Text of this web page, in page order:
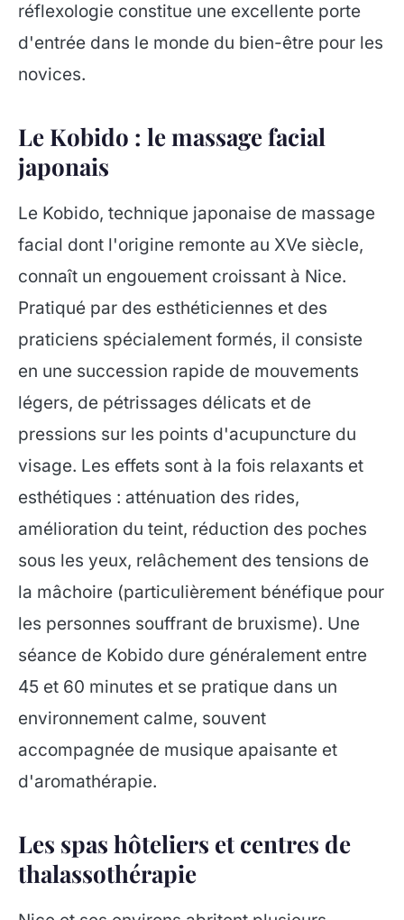
réflexologie constitue une excellente porte
d'entrée dans le monde du bien-être pour les
novices.
Le Kobido : le massage facial
japonais
Le Kobido, technique japonaise de massage
facial dont l'origine remonte au XVe siècle,
connaît un engouement croissant à Nice.
Pratiqué par des esthéticiennes et des
praticiens spécialement formés, il consiste
en une succession rapide de mouvements
légers, de pétrissages délicats et de
pressions sur les points d'acupuncture du
visage. Les effets sont à la fois relaxants et
esthétiques : atténuation des rides,
amélioration du teint, réduction des poches
sous les yeux, relâchement des tensions de
la mâchoire (particulièrement bénéfique pour
les personnes souffrant de bruxisme). Une
séance de Kobido dure généralement entre
45 et 60 minutes et se pratique dans un
environnement calme, souvent
accompagnée de musique apaisante et
d'aromathérapie.
Les spas hôteliers et centres de
thalassothérapie